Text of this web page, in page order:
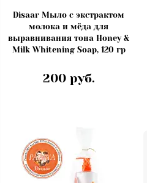
Disaar Мыло с экстрактом
молока и мёда для
выравнивания тона Honey &
Milk Whitening Soap, 120 гр
200 руб.